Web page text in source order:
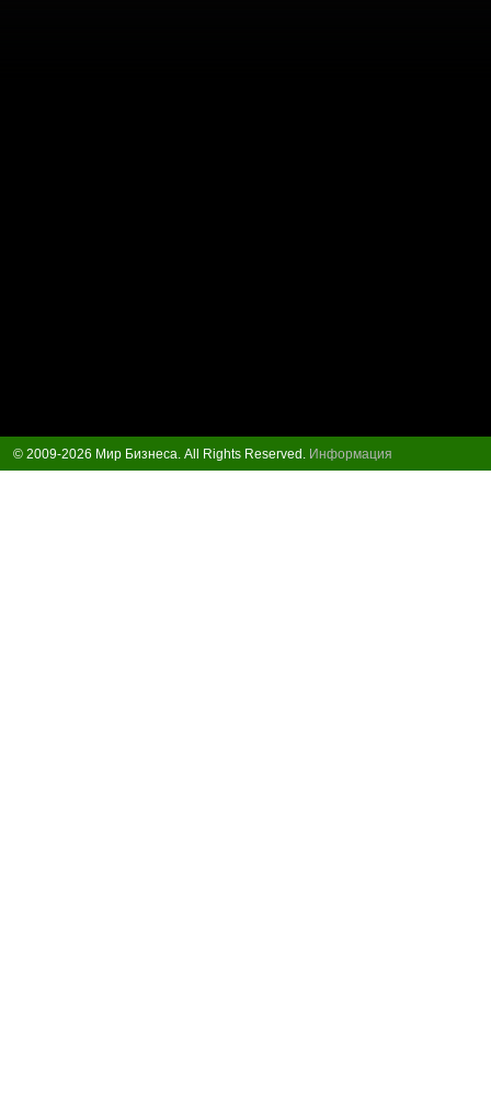
© 2009-2026 Мир Бизнеса. All Rights Reserved. Информация